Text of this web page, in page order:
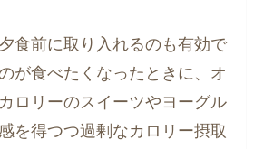
食前に取り入れるのも有効で
が食べたくなったときに、オ
ロリーのスイーツやヨーグル
を得つつ過剰なカロリー摂取